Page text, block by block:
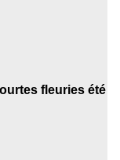
fleuries été